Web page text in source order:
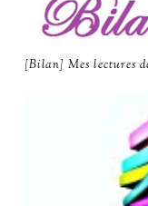
[Bilan] Mes lectures